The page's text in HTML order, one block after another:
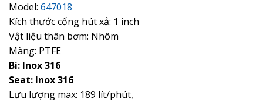
Model: 647018
Kích thước cổng hút xả: 1 inch
Vật liệu thân bơm: Nhôm
Màng: PTFE
Bi: Inox 316
Seat: Inox 316
Lưu lượng max: 189 lít/phút,